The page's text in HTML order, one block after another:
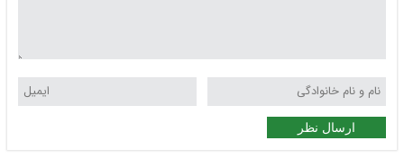
ارسال نظر